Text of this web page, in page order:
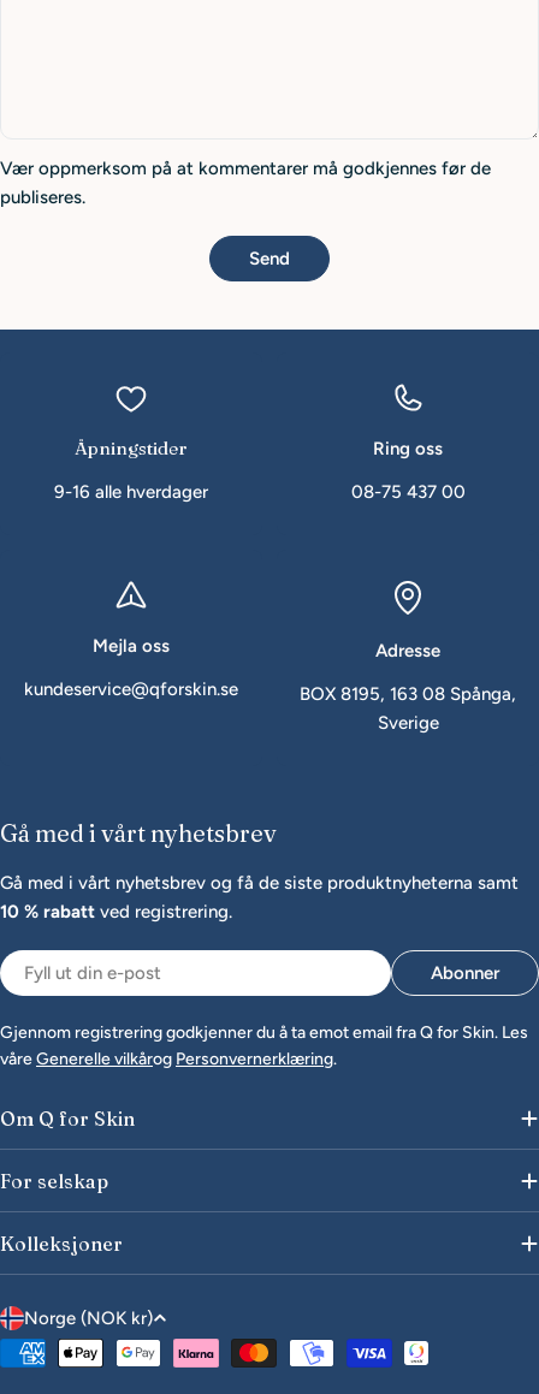
Vær oppmerksom på at kommentarer må godkjennes før de
publiseres.
Send
Åpningstider
9-16 alle hverdager
Ring oss
08-75 437 00
Mejla oss
kundeservice@qforskin.se
Adresse
BOX 8195, 163 08 Spånga,
Sverige
Gå med i vårt nyhetsbrev
Gå med i vårt nyhetsbrev og få de siste produktnyheterna samt
10 % rabatt ved registrering.
E-
post
Abonner
Gjennom registrering godkjenner du å ta emot email fra Q for Skin. Les
våreGenerelle vilkårog Personvernerklæring.
Om Q for Skin
For selskap
Kolleksjoner
L
a
Norge (NOK kr)
Betalingsmåter